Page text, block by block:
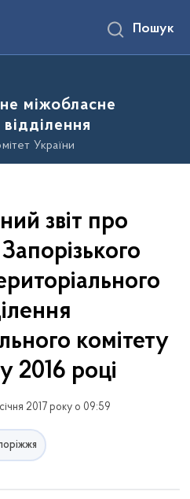
Пошук
міжобласне
України
звіт про
комітету
2016 році
2017 року о 09:59